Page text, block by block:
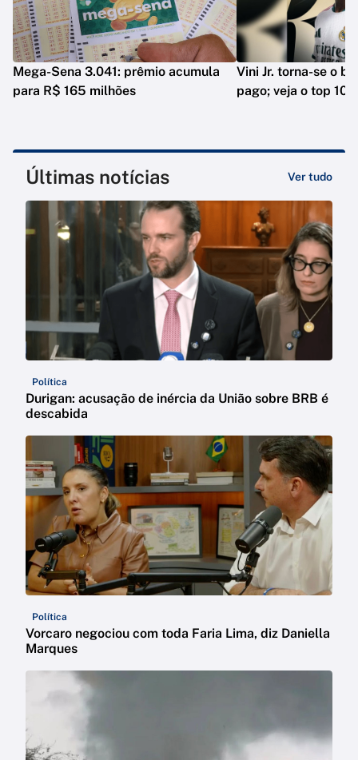
Mega-Sena 3.041: prêmio acumula
para R$ 165 milhões
Vini Jr. torna-se o
pago; veja o top 10
Últimas notícias Ver tudo
Política
Durigan: acusação de inércia da União sobre BRB é
descabida
Política
Vorcaro negociou com toda Faria Lima, diz Daniella
Marques